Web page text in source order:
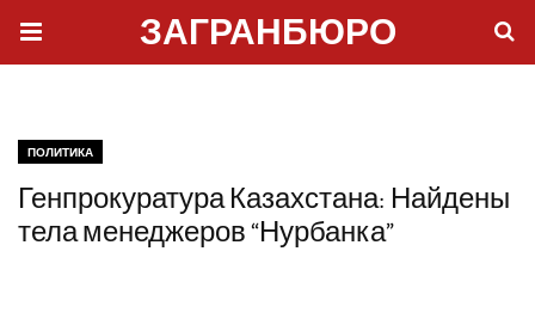
ЗАГРАНБЮРО
ПОЛИТИКА
Генпрокуратура Казахстана: Найдены
тела менеджеров “Нурбанка”